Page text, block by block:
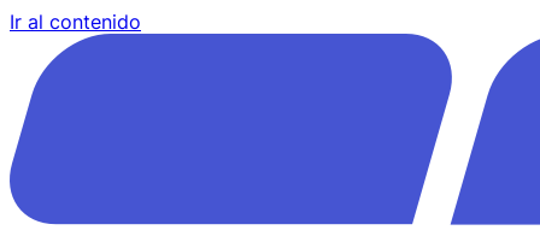
Ir al contenido